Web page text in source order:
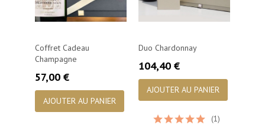
Coffret Cadeau
Champagne
Prix
57,00 €
AJOUTER AU PANIER
Duo Chardonnay
Prix
104,40 €
AJOUTER AU PANIER
(1)